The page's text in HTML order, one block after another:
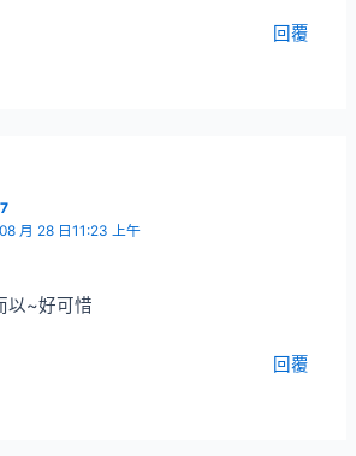
回覆
月 28 日11:23 上午
以~好可惜
回覆